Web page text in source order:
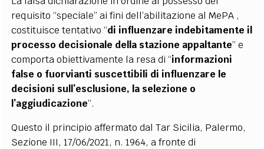
requisito “speciale” ai fini dell’abilitazione al MePA ,
costituisce tentativo “di influenzare indebitamente il
processo decisionale della stazione appaltante” e
comporta obiettivamente la resa di “informazioni
false o fuorvianti suscettibili di influenzare le
decisioni sull’esclusione, la selezione o
l’aggiudicazione”.
Questo il principio affermato dal Tar Sicilia, Palermo,
Sezione III, 17/06/2021, n. 1964, a fronte di